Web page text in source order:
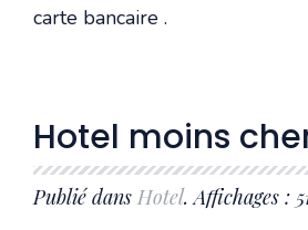
carte bancaire .
Hotel moins
Publié dans Hotel. Affichages :